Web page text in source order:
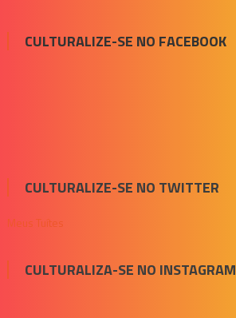
CULTURALIZE-SE NO FACEBOOK
CULTURALIZE-SE NO TWITTER
Meus Tuítes
CULTURALIZA-SE NO INSTAGRAM